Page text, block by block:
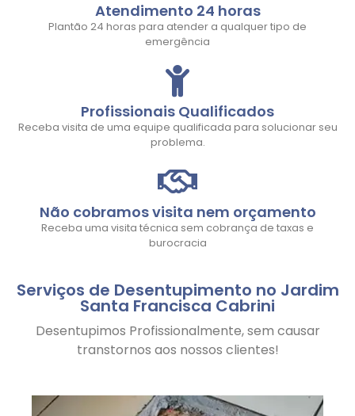
Atendimento 24 horas
Plantão 24 horas para atender a qualquer tipo de
emergência
Profissionais Qualificados
Receba visita de uma equipe qualificada para solucionar seu
problema.
Não cobramos visita nem orçamento
Receba uma visita técnica sem cobrança de taxas e
burocracia
Serviços de Desentupimento no Jardim
Santa Francisca Cabrini
Desentupimos Profissionalmente, sem causar
transtornos aos nossos clientes!